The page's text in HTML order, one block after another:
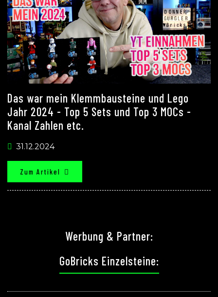
Das war mein Klemmbausteine und Lego
Jahr 2024 - Top 5 Sets und Top 3 MOCs -
Kanal Zahlen etc.
31.12.2024
Zum Artikel
Werbung & Partner:
GoBricks Einzelsteine: